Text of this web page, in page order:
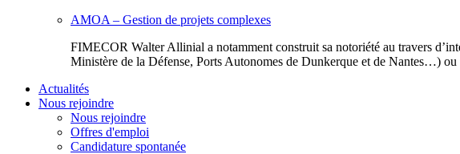
AMOA – Gestion de projets complexes
FIMECOR Walter Allinial a notamment construit sa notoriété au travers
Ministère de la Défense, Ports Autonomes de Dunkerque et de Nantes…) ou
Actualités
Nous rejoindre
Nous rejoindre
Offres d'emploi
Candidature spontanée